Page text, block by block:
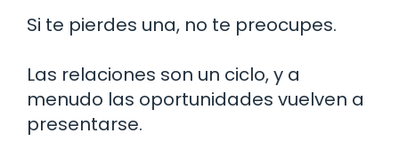
Si te pierdes una, no te preocupes.
Las relaciones son un ciclo, y a
menudo las oportunidades vuelven a
presentarse.